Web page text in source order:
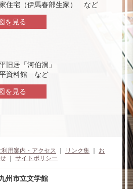
家住宅（伊馬春部生家） など
を見る
旧居「河伯洞」
平資料館 など
を見る
利用案内・アクセス リンク集
お
サイトポリシー
州市立文学館